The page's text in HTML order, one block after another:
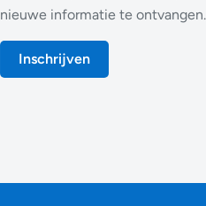
nieuwe informatie te ontvangen.
Inschrijven